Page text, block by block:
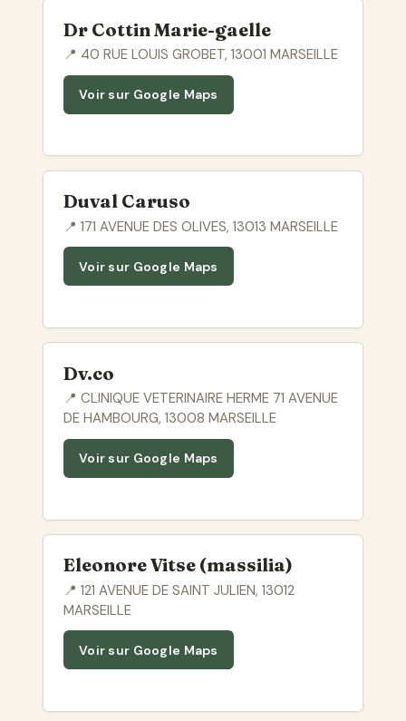
Dr Cottin Marie-gaelle
📍 40 RUE LOUIS GROBET, 13001 MARSEILLE
Voir sur Google Maps
Duval Caruso
📍 171 AVENUE DES OLIVES, 13013 MARSEILLE
Voir sur Google Maps
Dv.co
📍 CLINIQUE VETERINAIRE HERME 71 AVENUE
DE HAMBOURG, 13008 MARSEILLE
Voir sur Google Maps
Eleonore Vitse (massilia)
📍 121 AVENUE DE SAINT JULIEN, 13012
MARSEILLE
Voir sur Google Maps